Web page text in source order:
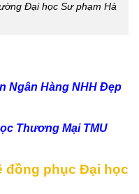
Đại học Sư phạm Hà
Ngân Hàng NHH Đẹp
Thương Mại TMU
đồng phục Đại học